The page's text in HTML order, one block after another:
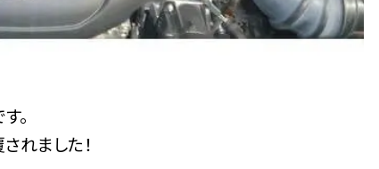
。
れました！